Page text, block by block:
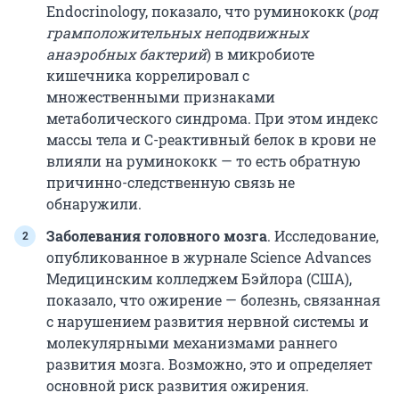
Endocrinology, показало, что руминококк (род
грамположительных неподвижных
анаэробных бактерий) в микробиоте
кишечника коррелировал с
множественными признаками
метаболического синдрома. При этом индекс
массы тела и С-реактивный белок в крови не
влияли на руминококк — то есть обратную
причинно-следственную связь не
обнаружили.
Заболевания головного мозга. Исследование,
опубликованное в журнале Science Advances
Медицинским колледжем Бэйлора (США),
показало, что ожирение — болезнь, связанная
с нарушением развития нервной системы и
молекулярными механизмами раннего
развития мозга. Возможно, это и определяет
основной риск развития ожирения.